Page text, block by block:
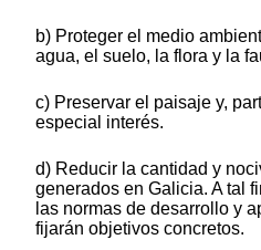
b) Proteger el medio
agua, el suelo, la flora y la
c) Preservar el paisaje y,
especial interés.
d) Reducir la cantidad y
generados en Galicia. A tal
las normas de desarrollo y
fijarán objetivos concretos.